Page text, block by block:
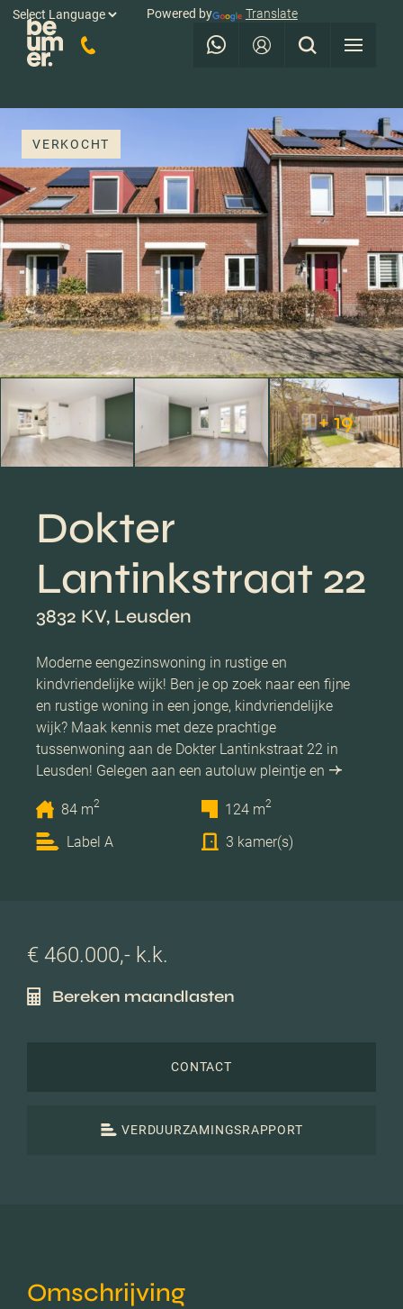
Powered by Translate
VERKOCHT
+ 19
Dokter
Lantinkstraat 22
3832 KV, Leusden
Moderne eengezinswoning in rustige en
kindvriendelijke wijk! Ben je op zoek naar een fijne
en rustige woning in een jonge, kindvriendelijke
wijk? Maak kennis met deze prachtige
tussenwoning aan de Dokter Lantinkstraat 22 in
Leusden! Gelegen aan een autoluw pleintje en
84 m2 124 m2
Label A 3 kamer(s)
€ 460.000,- k.k.
Bereken maandlasten
CONTACT
VERDUURZAMINGSRAPPORT
Omschrijving